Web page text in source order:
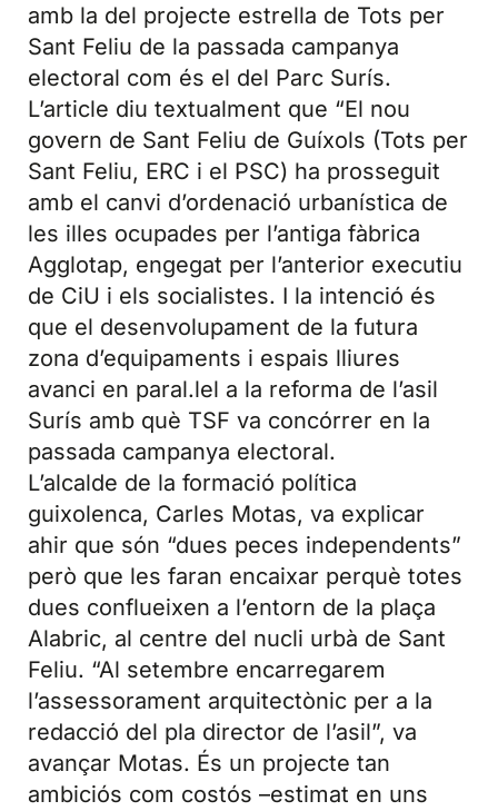
amb la del projecte estrella de Tots per
Sant Feliu de la passada campanya
electoral com és el del Parc Surís.
L’article diu textualment que “El nou
govern de Sant Feliu de Guíxols (Tots per
Sant Feliu, ERC i el PSC) ha prosseguit
amb el canvi d’ordenació urbanística de
les illes ocupades per l’antiga fàbrica
Agglotap, engegat per l’anterior executiu
de CiU i els socialistes. I la intenció és
que el desenvolupament de la futura
zona d’equipaments i espais lliures
avanci en paral.lel a la reforma de l’asil
Surís amb què TSF va concórrer en la
passada campanya electoral.
L’alcalde de la formació política
guixolenca, Carles Motas, va explicar
ahir que són “dues peces independents”
però que les faran encaixar perquè totes
dues conflueixen a l’entorn de la plaça
Alabric, al centre del nucli urbà de Sant
Feliu. “Al setembre encarregarem
l’assessorament arquitectònic per a la
redacció del pla director de l’asil”, va
avançar Motas. És un projecte tan
ambiciós com costós –estimat en uns